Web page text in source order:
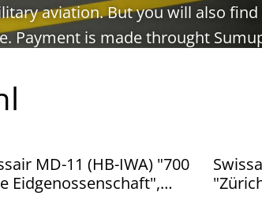
aviation. But you will also
Payment is made throught
MD-11 (HB-IWA) "700
Eidgenossenschaft",